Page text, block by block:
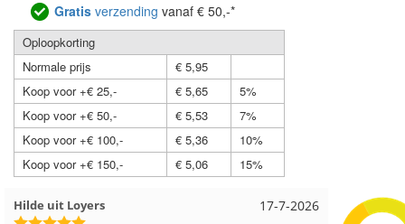
Gratis verzending vanaf € 50,-*
Oploopkorting
Normale prijs
€ 5,95
Koop voor +€ 25,-
€ 5,65
5%
Koop voor +€ 50,-
€ 5,53
7%
Koop voor +€ 100,-
€ 5,36
10%
Koop voor +€ 150,-
€ 5,06 15%
12-7-2026
Loes uit EMMELOORD Nell uit